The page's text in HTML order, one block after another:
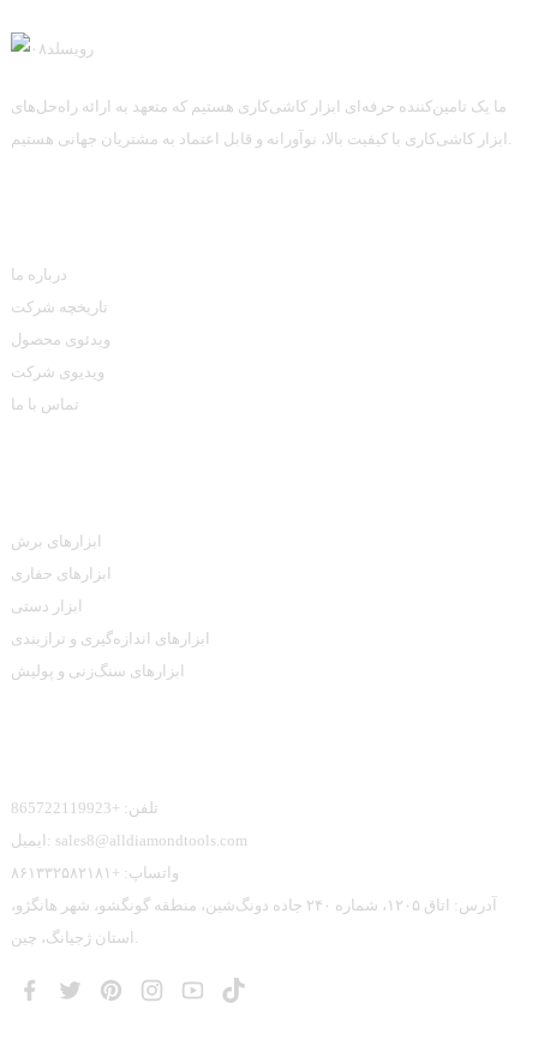
ما یک تامین‌کننده حرفه‌ای ابزار کاشی‌کاری هستیم که متعهد به ارائه راه‌حل‌های
درباره ما
تاریخچه شرکت
ویدئوی محصول
ویدیوی شرکت
تماس با ما
ابزارهای برش
ابزارهای حفاری
ابزار دستی
ابزارهای اندازه‌گیری و ترازبندی
ابزارهای سنگ‌زنی و پولیش
تلفن: +865722119923
ایمیل: sales8@alldiamondtools.com
واتساپ: +۸۶۱۳۳۲۵۸۲۱۸۱
آدرس: اتاق ۱۲۰۵، شماره ۲۴۰ جاده دونگ‌شین، منطقه گونگشو، شهر هانگژو،
استان ژجیانگ، چین.